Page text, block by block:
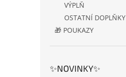
VÝPLŇ
OSTATNÍ DOPLŇKY
🎁 POUKAZY
✨NOVINKY✨